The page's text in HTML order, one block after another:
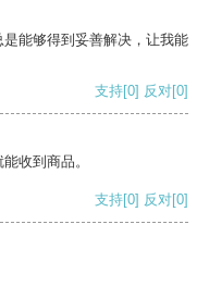
能够得到妥善解决，让我能
支持[0] 反对[0]
收到商品。
支持[0] 反对[0]